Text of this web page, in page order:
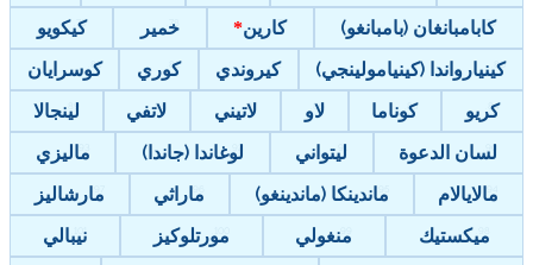
كابامبانغان (بامبانغو)
كارين خمير
كيكويو
كينيارواندا (كينيامولينجي)
كيروندي كوري
كوسرايان
كريو
كوناما لاو لاتيني لاتفي
لينجالا
لسان الدعوة
ليتواني لوغاندا (جاندا)
ماليزي
مالايالام
ماندينكا (ماندينغو) ماراثي
مارشاليز
ميكستيك
منغولي مورتلوكيز
نيبالي